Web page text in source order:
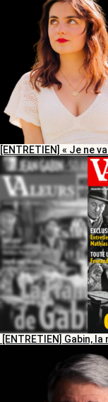
[ENTRETIEN] « Je ne
[ENTRETIEN] Gabin,